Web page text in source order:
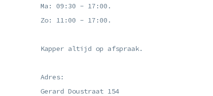
Ma: 09:30 - 17:00.
Zo: 11:00 - 17:00.
Kapper altijd op afspraak.
Adres:
Gerard Doustraat 154